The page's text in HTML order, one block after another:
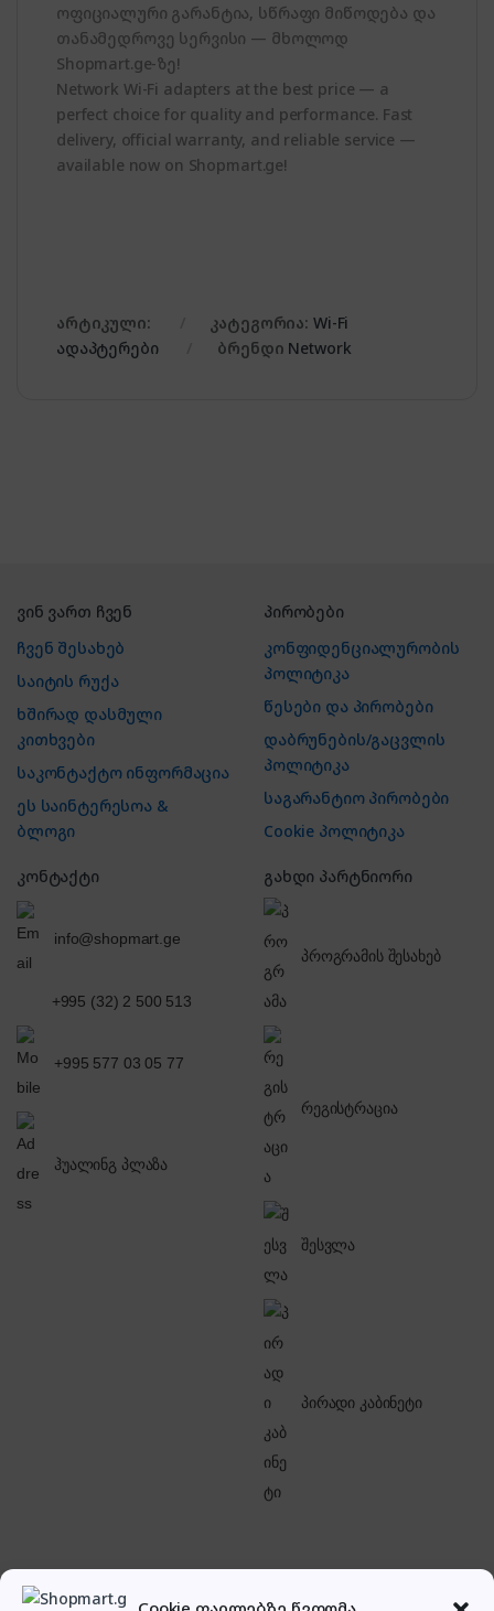
ოფიციალური გარანტია, სწრაფი მიწოდება და
თანამედროვე სერვისი — მხოლოდ
Shopmart.ge-ზე!
Network Wi-Fi adapters at the best price — a
perfect choice for quality and performance. Fast
delivery, official warranty, and reliable service —
available now on Shopmart.ge!
არტიკული: კატეგორია: Wi-Fi
ადაპტერები
ბრენდი Network
ვინ ვართ ჩვენ
ჩვენ შესახებ
საიტის რუქა
ხშირად დასმული
კითხვები
საკონტაქტო ინფორმაცია
ეს საინტერესოა &
ბლოგი
პირობები
კონფიდენციალურობის
პოლიტიკა
წესები და პირობები
დაბრუნების/გაცვლის
პოლიტიკა
საგარანტიო პირობები
Cookie პოლიტიკა
კონტაქტი
info@shopmart.ge
+995 (32) 2 500 513
+995 577 03 05 77
ჰუალინგ პლაზა
გახდი პარტნიორი
პროგრამის შესახებ
რეგისტრაცია
შესვლა
პირადი კაბინეტი